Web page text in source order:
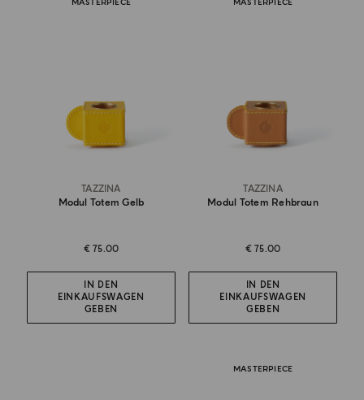
MASTERPIECE
TAZZINA
Modul Totem Gelb
€ 75.00
IN DEN
EINKAUFSWAGEN
GEBEN
MASTERPIECE
TAZZINA
Modul Totem Rehbraun
€ 75.00
IN DEN
EINKAUFSWAGEN
GEBEN
MASTERPIECE